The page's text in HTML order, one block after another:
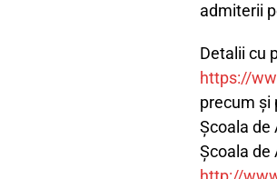
admiterii
Detalii cu
https://
precum și
Școala de
Școala de